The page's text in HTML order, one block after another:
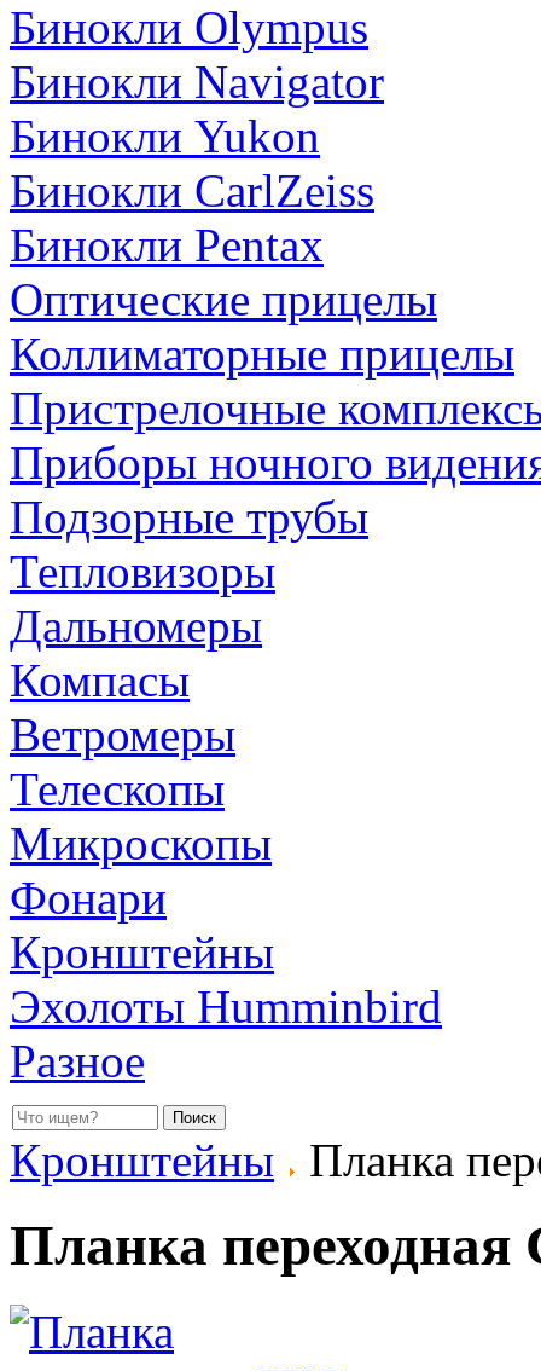
Бинокли Olympus
Бинокли Navigator
Бинокли Yukon
Бинокли CarlZeiss
Бинокли Pentax
Оптические прицелы
Коллиматорные прицелы
Пристрелочные
Приборы ночного
Подзорные трубы
Тепловизоры
Дальномеры
Компасы
Ветромеры
Телескопы
Микроскопы
Фонари
Кронштейны
Эхолоты Humminbird
Разное
Кронштейны
Планка
Планка